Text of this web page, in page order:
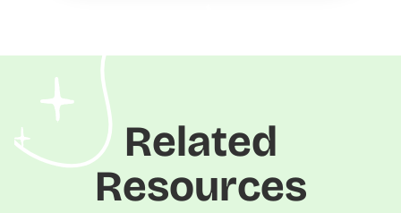
Related
Resources